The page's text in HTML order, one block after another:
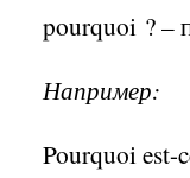
pourquoi ? –
Например:
Pourquoi est-